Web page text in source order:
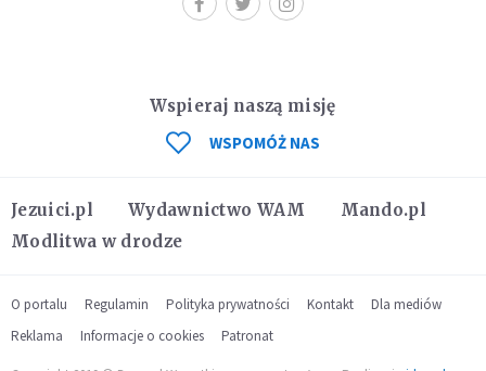
Jezuici.pl Wydawnictwo WAM
Mando.pl
Modlitwa w drodze
Wspieraj naszą misję
WSPOMÓŻ NAS
O portalu Regulamin Polityka prywatności Kontakt
Dla mediów
Reklama
Informacje o cookies Patronat